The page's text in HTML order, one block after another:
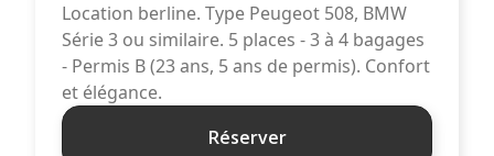
Location berline. Type Peugeot 508, BMW
Série 3 ou similaire. 5 places - 3 à 4 bagages
- Permis B (23 ans, 5 ans de permis). Confort
et élégance.
Réserver